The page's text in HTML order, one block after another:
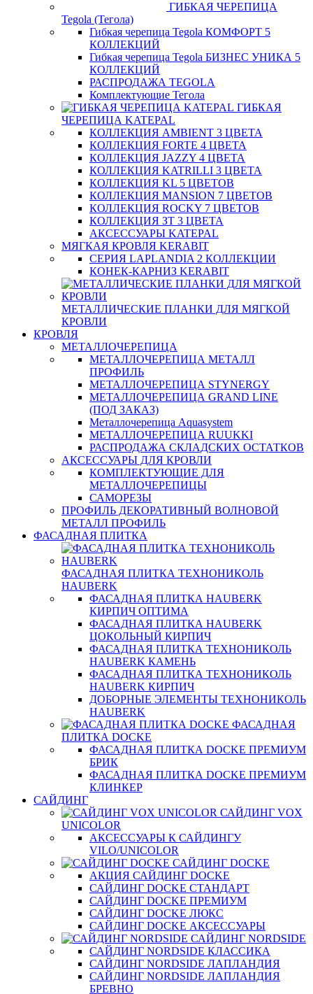
ГИБКАЯ ЧЕРЕПИЦА
Tegola (Тегола)
Гибкая черепица Tegola КОМФОРТ 5
КОЛЛЕКЦИЙ
Гибкая черепица Tegola БИЗНЕС УНИКА 5
КОЛЛЕКЦИЙ
РАСПРОДАЖА TEGOLA
Комплектующие Тегола
ГИБКАЯ
ЧЕРЕПИЦА KATEPAL
КОЛЛЕКЦИЯ AMBIENT 3 ЦВЕТА
КОЛЛЕКЦИЯ FORTE 4 ЦВЕТА
КОЛЛЕКЦИЯ JAZZY 4 ЦВЕТА
КОЛЛЕКЦИЯ KATRILLI 3 ЦВЕТА
КОЛЛЕКЦИЯ KL 5 ЦВЕТОВ
КОЛЛЕКЦИЯ MANSION 7 ЦВЕТОВ
КОЛЛЕКЦИЯ ROCKY 7 ЦВЕТОВ
КОЛЛЕКЦИЯ ЗТ 3 ЦВЕТА
АКСЕССУАРЫ KATEPAL
МЯГКАЯ КРОВЛЯ KERABIT
СЕРИЯ LAPLANDIA 2 КОЛЛЕКЦИИ
КОНЕК-КАРНИЗ KERABIT
МЕТАЛЛИЧЕСКИЕ ПЛАНКИ ДЛЯ МЯГКОЙ
КРОВЛИ
КРОВЛЯ
МЕТАЛЛОЧЕРЕПИЦА
МЕТАЛЛОЧЕРЕПИЦА МЕТАЛЛ
ПРОФИЛЬ
МЕТАЛЛОЧЕРЕПИЦА STYNERGY
МЕТАЛЛОЧЕРЕПИЦА GRAND LINE
(ПОД ЗАКАЗ)
Металлочерепица Aquasystem
МЕТАЛЛОЧЕРЕПИЦА RUUKKI
РАСПРОДАЖА СКЛАДСКИХ ОСТАТКОВ
АКСЕССУАРЫ ДЛЯ КРОВЛИ
КОМПЛЕКТУЮЩИЕ ДЛЯ
МЕТАЛЛОЧЕРЕПИЦЫ
САМОРЕЗЫ
ПРОФИЛЬ ДЕКОРАТИВНЫЙ ВОЛНОВОЙ
МЕТАЛЛ ПРОФИЛЬ
ФАСАДНАЯ ПЛИТКА
ФАСАДНАЯ ПЛИТКА ТЕХНОНИКОЛЬ
HAUBERK
ФАСАДНАЯ ПЛИТКА HAUBERK
КИРПИЧ ОПТИМА
ФАСАДНАЯ ПЛИТКА HAUBERK
ЦОКОЛЬНЫЙ КИРПИЧ
ФАСАДНАЯ ПЛИТКА ТЕХНОНИКОЛЬ
HAUBERK КАМЕНЬ
ФАСАДНАЯ ПЛИТКА ТЕХНОНИКОЛЬ
HAUBERK КИРПИЧ
ДОБОРНЫЕ ЭЛЕМЕНТЫ ТЕХНОНИКОЛЬ
HAUBERK
ФАСАДНАЯ
ПЛИТКА DOCKE
ФАСАДНАЯ ПЛИТКА DOCKE ПРЕМИУМ
БРИК
ФАСАДНАЯ ПЛИТКА DOCKE ПРЕМИУМ
КЛИНКЕР
САЙДИНГ
САЙДИНГ VOX
UNICOLOR
АКСЕССУАРЫ К САЙДИНГУ
VILO/UNICOLOR
САЙДИНГ DOCKE
АКЦИЯ САЙДИНГ DOCKE
САЙДИНГ DOCKE СТАНДАРТ
САЙДИНГ DOCKE ПРЕМИУМ
САЙДИНГ DOCKE ЛЮКС
САЙДИНГ DOCKE АКСЕССУАРЫ
САЙДИНГ NORDSIDE
САЙДИНГ NORDSIDE КЛАССИКА
САЙДИНГ NORDSIDE ЛАПЛАНДИЯ
САЙДИНГ NORDSIDE ЛАПЛАНДИЯ
БРЕВНО